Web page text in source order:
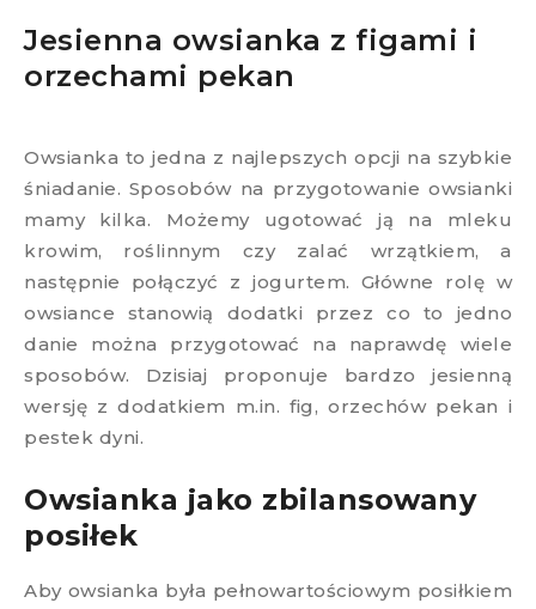
Jesienna owsianka z figami i
orzechami pekan
Owsianka to jedna z najlepszych opcji na szybkie
śniadanie. Sposobów na przygotowanie owsianki
mamy kilka. Możemy ugotować ją na mleku
krowim, roślinnym czy zalać wrzątkiem, a
następnie połączyć z jogurtem. Główne rolę w
owsiance stanowią dodatki przez co to jedno
danie można przygotować na naprawdę wiele
sposobów. Dzisiaj proponuje bardzo jesienną
wersję z dodatkiem m.in. fig, orzechów pekan i
pestek dyni.
Owsianka jako zbilansowany
posiłek​
Aby owsianka była pełnowartościowym posiłkiem